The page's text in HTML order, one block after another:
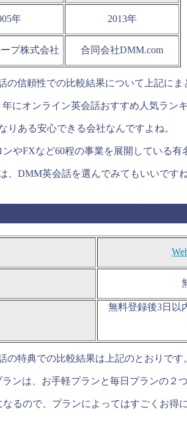
年 2013年
プ株式会社 合同会社DMM.com
の信頼性での比較結果について上記にま
にオンライン英会話おすすめ人気ラン
ある安心できる会社なんですよね。
やFXなど60程の事業を展開している有
、DMM英会話を選んでみてもいいですね
無料登録後3日以
特典での比較結果は上記のとおりです
ンは、お手軽プランと毎日プランの２
るので、プランによってはすごくお得